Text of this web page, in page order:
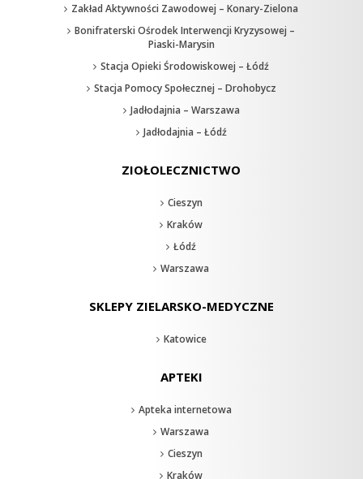
Zakład Aktywności Zawodowej – Konary-Zielona
Bonifraterski Ośrodek Interwencji Kryzysowej –
Piaski-Marysin
Stacja Opieki Środowiskowej – Łódź
Stacja Pomocy Społecznej – Drohobycz
Jadłodajnia – Warszawa
Jadłodajnia – Łódź
ZIOŁOLECZNICTWO
Cieszyn
Kraków
Łódź
Warszawa
SKLEPY ZIELARSKO-MEDYCZNE
Katowice
APTEKI
Apteka internetowa
Warszawa
Cieszyn
Kraków